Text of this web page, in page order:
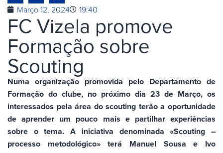
Março 12, 2024 19:40
FC Vizela promove
Formação sobre
Scouting
Numa organização promovida pelo Departamento de
Formação do clube, no próximo dia 23 de Março, os
interessados pela área do scouting terão a oportunidade
de aprender um pouco mais e partilhar experiências
sobre o tema. A iniciativa denominada «Scouting –
processo metodológico» terá Manuel Sousa e Ivo